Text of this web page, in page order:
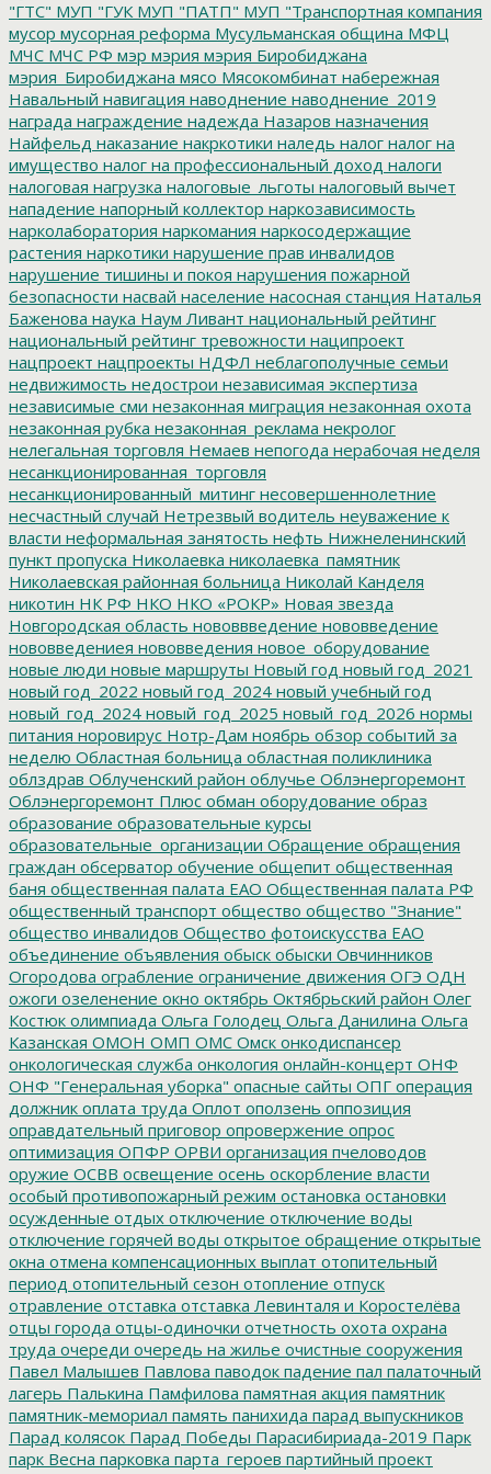
"ГТС" МУП "ГУК МУП "ПАТП" МУП "Транспортная компания
мусор мусорная реформа Мусульманская община МФЦ
МЧС МЧС РФ мэр мэрия мэрия Биробиджана
мэрия_Биробиджана мясо Мясокомбинат набережная
Навальный навигация наводнение наводнение_2019
награда награждение надежда Назаров назначения
Найфельд наказание накркотики наледь налог налог на
имущество налог на профессиональный доход налоги
налоговая нагрузка налоговые_льготы налоговый вычет
нападение напорный коллектор наркозависимость
нарколаборатория наркомания наркосодержащие
растения наркотики нарушение прав инвалидов
нарушение тишины и покоя нарушения пожарной
безопасности насвай население насосная станция Наталья
Баженова наука Наум Ливант национальный рейтинг
национальный рейтинг тревожности наципроект
нацпроект нацпроекты НДФЛ неблагополучные семьи
недвижимость недострои независимая экспертиза
независимые сми незаконная миграция незаконная охота
незаконная рубка незаконная_реклама некролог
нелегальная торговля Немаев непогода нерабочая неделя
несанкционированная_торговля
несанкционированный_митинг несовершеннолетние
несчастный случай Нетрезвый водитель неуважение к
власти неформальная занятость нефть Нижнеленинский
пункт пропуска Николаевка николаевка_памятник
Николаевская районная больница Николай Канделя
никотин НК РФ НКО НКО «РОКР» Новая звезда
Новгородская область нововвведение нововведение
нововведениея нововведения новое_оборудование
новые люди новые маршруты Новый год новый год_2021
новый год_2022 новый год_2024 новый учебный год
новый_год_2024 новый_год_2025 новый_год_2026 нормы
питания норовирус Нотр-Дам ноябрь обзор событий за
неделю Областная больница областная поликлиника
облздрав Облученский район облучье Облэнергоремонт
Облэнергоремонт Плюс обман оборудование образ
образование образовательные курсы
образовательные_организации Обращение обращения
граждан обсерватор обучение общепит общественная
баня общественная палата ЕАО Общественная палата РФ
общественный транспорт общество общество "Знание"
общество инвалидов Общество фотоискусства ЕАО
объединение объявления обыск обыски Овчинников
Огородова ограбление ограничение движения ОГЭ ОДН
ожоги озеленение окно октябрь Октябрьский район Олег
Костюк олимпиада Ольга Голодец Ольга Данилина Ольга
Казанская ОМОН ОМП ОМС Омск онкодиспансер
онкологическая служба онкология онлайн-концерт ОНФ
ОНФ "Генеральная уборка" опасные сайты ОПГ операция
должник оплата труда Оплот оползень оппозиция
оправдательный приговор опровержение опрос
оптимизация ОПФР ОРВИ организация пчеловодов
оружие ОСВВ освещение осень оскорбление власти
особый противопожарный режим остановка остановки
осужденные отдых отключение отключение воды
отключение горячей воды открытое обращение открытые
окна отмена компенсационных выплат отопительный
период отопительный сезон отопление отпуск
отравление отставка отставка Левинталя и Коростелёва
отцы города отцы-одиночки отчетность охота охрана
труда очереди очередь на жилье очистные сооружения
Павел Малышев Павлова паводок падение пал палаточный
лагерь Палькина Памфилова памятная акция памятник
памятник-мемориал память панихида парад выпускников
Парад колясок Парад Победы Парасибириада-2019 Парк
парк Весна парковка парта_героев партийный проект